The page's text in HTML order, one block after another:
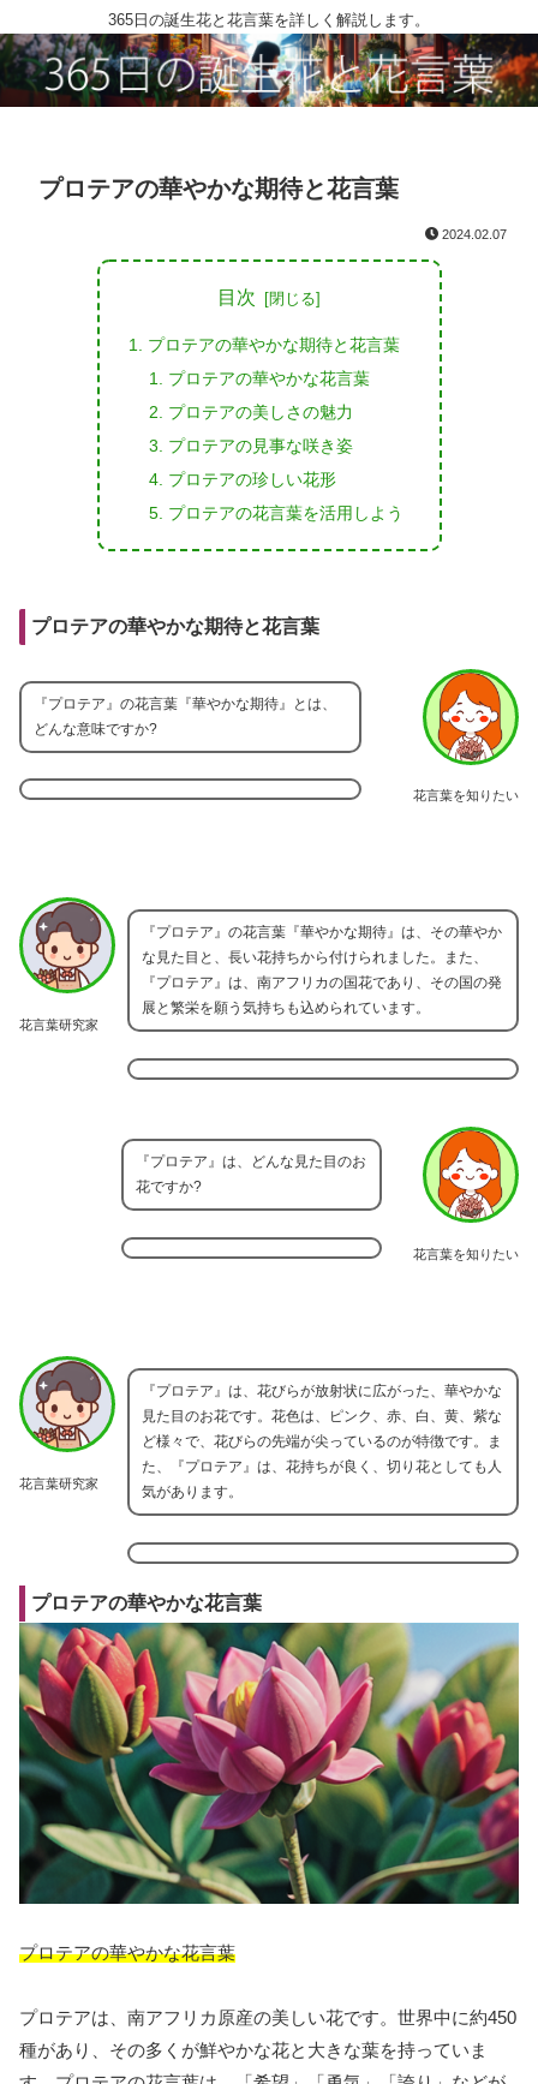
365日の誕生花と花言葉を詳しく解説します。
プロテアの華やかな期待と花言葉
2024.02.07
目次
プロテアの華やかな期待と花言葉
プロテアの華やかな花言葉
プロテアの美しさの魅力
プロテアの見事な咲き姿
プロテアの珍しい花形
プロテアの花言葉を活用しよう
プロテアの華やかな期待と花言葉
花言葉を知りたい
『プロテア』の花言葉『華やかな期待』とは、
どんな意味ですか?
花言葉研究家
『プロテア』の花言葉『華やかな期待』は、その華やか
な見た目と、長い花持ちから付けられました。また、
『プロテア』は、南アフリカの国花であり、その国の発
展と繁栄を願う気持ちも込められています。
花言葉を知りたい
『プロテア』は、どんな見た目のお
花ですか?
花言葉研究家
『プロテア』は、花びらが放射状に広がった、華やかな
見た目のお花です。花色は、ピンク、赤、白、黄、紫な
ど様々で、花びらの先端が尖っているのが特徴です。ま
た、『プロテア』は、花持ちが良く、切り花としても人
気があります。
プロテアの華やかな花言葉
プロテアの華やかな花言葉
プロテアは、南アフリカ原産の美しい花です。世界中に約450
種があり、その多くが鮮やかな花と大きな葉を持っていま